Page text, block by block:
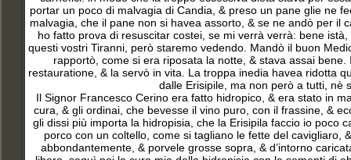
portar un poco di malvagia di Candia, & preso un pane glie ne
malvagia, che il pane non si havea assorto, & se ne andò per il
ho fatto prova di resuscitar costei, se mi verrà verrà: bene
questi vostri Tiranni, però staremo vedendo. Mandò il buon
rapportò, come si era riposata la notte, & stava assai
restauratione, & la servò in vita. La troppa inedia havea ridotta
dalle Erisipile, ma non però a tutti, nè
Il Signor Francesco Cerino era fatto hidropico, & era stato in
cura, & gli ordinai, che bevesse il vino puro, con il frassine, &
gli dissi più importa la hidropisia, che la Erisipila faccio io poco
porco con un coltello, come si tagliano le fette del
abbondantemente, & porvele grosse sopra, & d’intorno